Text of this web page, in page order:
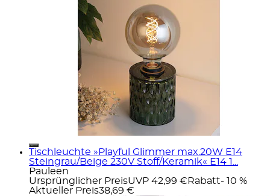
Tischleuchte »Playful Glimmer max.20W E14
Steingrau/Beige 230V Stoff/Keramik« E14 1...
Pauleen
Ursprünglicher PreisUVP 42,99 € Rabatt- 10 %
Aktueller Preis38,69 €